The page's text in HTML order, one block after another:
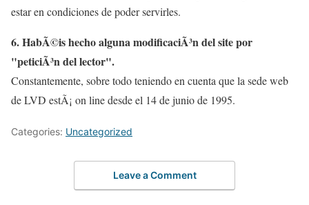
estar en condiciones de poder servirles.
6. HabÃ©is hecho alguna modificaciÃ³n del site por
"peticiÃ³n del lector".
Constantemente, sobre todo teniendo en cuenta que la sede web
de LVD estÃ¡ on line desde el 14 de junio de 1995.
Categories: Uncategorized
Leave a Comment